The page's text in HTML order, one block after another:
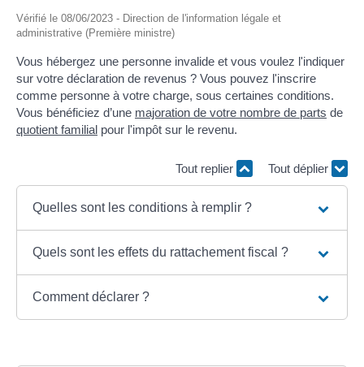
Vérifié le 08/06/2023 - Direction de l'information légale et
administrative (Première ministre)
Vous hébergez une personne invalide et vous voulez l'indiquer
sur votre déclaration de revenus ? Vous pouvez l'inscrire
comme personne à votre charge, sous certaines conditions.
Vous bénéficiez d’une majoration de votre nombre de parts de
quotient familial pour l'impôt sur le revenu.
Tout replier Tout déplier
Quelles sont les conditions à remplir ?
Quels sont les effets du rattachement fiscal ?
Comment déclarer ?